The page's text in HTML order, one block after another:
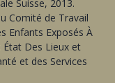
Suisse, 2013.
Comité de Travail
Enfants Exposés À
État Des Lieux et
et des Services